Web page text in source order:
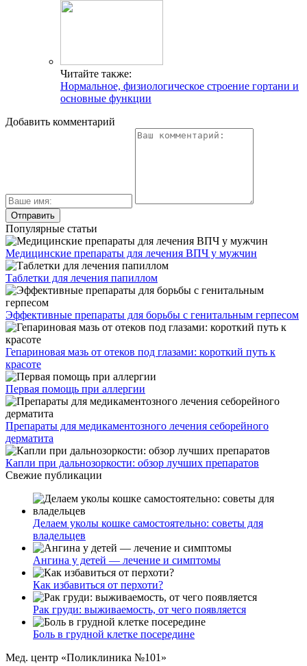
Читайте также:
Нормальное, физиологическое строение гортани и
основные функции
Добавить комментарий
Популярные статьи
Медицинские препараты для лечения ВПЧ у мужчин
Таблетки для лечения папиллом
Эффективные препараты для борьбы с генитальным герпесом
Гепариновая мазь от отеков под глазами: короткий путь к
красоте
Первая помощь при аллергии
Препараты для медикаментозного лечения себорейного
дерматита
Капли при дальнозоркости: обзор лучших препаратов
Свежие публикации
Делаем уколы кошке самостоятельно: советы для
владельцев
Ангина у детей — лечение и симптомы
Как избавиться от перхоти?
Рак груди: выживаемость, от чего появляется
Боль в грудной клетке посередине
Мед. центр «Поликлиника №101»